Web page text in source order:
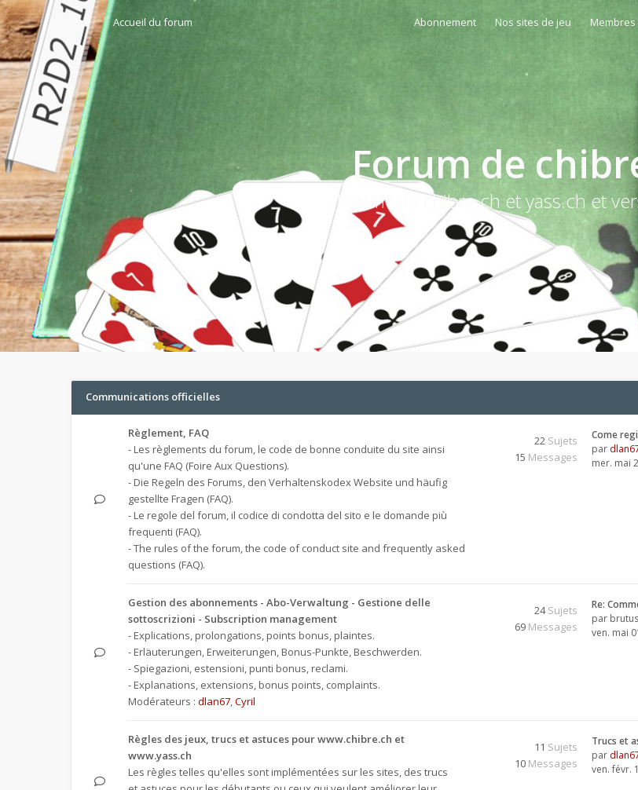
Abonnement Nos sites de jeu
Accueil du forum
Forum de
Forum de chibre.ch et yass.ch et
Communications officielles
Règlement, FAQ
- Les règlements du forum, le code de bonne conduite du site ainsi
qu'une FAQ (Foire Aux Questions).
- Die Regeln des Forums, den Verhaltenskodex Website und häufig
gestellte Fragen (FAQ).
- Le regole del forum, il codice di condotta del sito e le domande più
frequenti (FAQ).
- The rules of the forum, the code of conduct site and frequently asked
questions (FAQ).
22 Sujets
15 Messages
Come
par
mer. mai
Gestion des abonnements - Abo-Verwaltung - Gestione delle
sottoscrizioni - Subscription management
- Explications, prolongations, points bonus, plaintes.
- Erläuterungen, Erweiterungen, Bonus-Punkte, Beschwerden.
- Spiegazioni, estensioni, punti bonus, reclami.
- Explanations, extensions, bonus points, complaints.
Modérateurs : dlan67,Cyril
24Sujets
69 Messages
Re:
par
ven. mai
Règles des jeux, trucs et astuces pour www.chibre.ch et
www.yass.ch
Les règles telles qu'elles sont implémentées sur les sites, des trucs
11 Sujets
10 Messages
Trucs et
par
ven. févr.